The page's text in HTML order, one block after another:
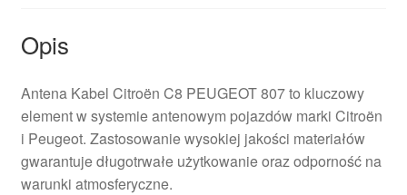
Opis
Antena Kabel Citroën C8 PEUGEOT 807 to kluczowy
element w systemie antenowym pojazdów marki Citroën
i Peugeot. Zastosowanie wysokiej jakości materiałów
gwarantuje długotrwałe użytkowanie oraz odporność na
warunki atmosferyczne.